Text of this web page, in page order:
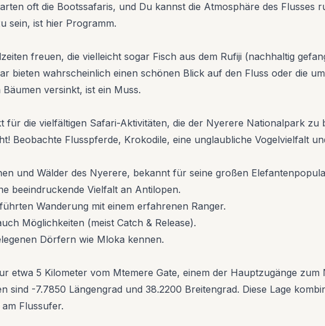
oft die Bootssafaris, und Du kannst die Atmosphäre des Flusses
sein, ist hier Programm.
freuen, die vielleicht sogar Fisch aus dem Rufiji (nachhaltig
bieten wahrscheinlich einen schönen Blick auf den Fluss oder die
versinkt, ist ein Muss.
für die vielfältigen Safari-Aktivitäten, die der Nyerere Nationalpark zu
Beobachte Flusspferde, Krokodile, eine unglaubliche Vogelvielfalt
und Wälder des Nyerere, bekannt für seine großen
beeindruckende Vielfalt an Antilopen.
Wanderung mit einem erfahrenen Ranger.
Möglichkeiten (meist Catch & Release).
Dörfern wie Mloka kennen.
etwa 5 Kilometer vom Mtemere Gate, einem der Hauptzugänge
sind -7.7850 Längengrad und 38.2200 Breitengrad. Diese Lage
Flussufer.